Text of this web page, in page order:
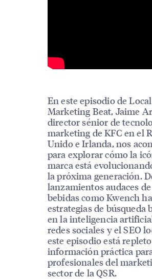
En este episodio de Local
Marketing Beat, Jaime
director sénior de
marketing de KFC en el
Unido e Irlanda, nos
para explorar cómo la
marca está
la próxima generación.
lanzamientos audaces de
bebidas como Kwench
estrategias de búsqueda
en la inteligencia
redes sociales y el SEO
este episodio está
información práctica
profesionales del
sector de la QSR.